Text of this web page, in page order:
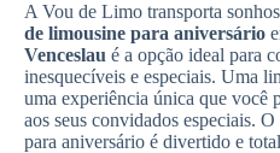
A Vou de Limo transporta
de limousine para aniversário
Venceslau é a opção ideal para
inesquecíveis e especiais. Uma
uma experiência única que você
aos seus convidados especiais.
para aniversário é divertido e